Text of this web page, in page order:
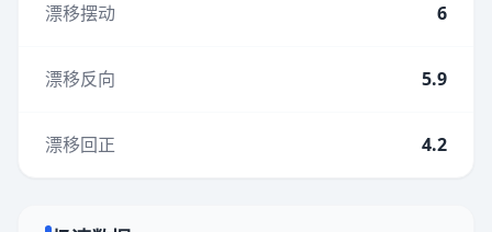
漂移摆动 6
漂移反向 5.9
漂移回正 4.2